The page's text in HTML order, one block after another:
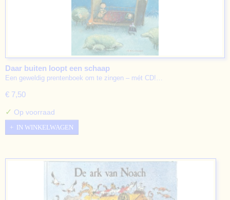
Daar buiten loopt een schaap
Een geweldig prentenboek om te zingen – mét CD!…
€ 7,50
✓ Op voorraad
IN WINKELWAGEN